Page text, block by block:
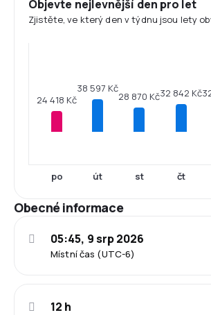
Objevte nejlevnější den pro let
Zjistěte, ve který den v týdnu jsou lety
24 418 Kč
po
38 597 Kč
út
28 870 Kč
st
32 842 Kč
čt
Obecné informace
Místní čas (UTC-6)
05:45, 9 srp 2026
12 h